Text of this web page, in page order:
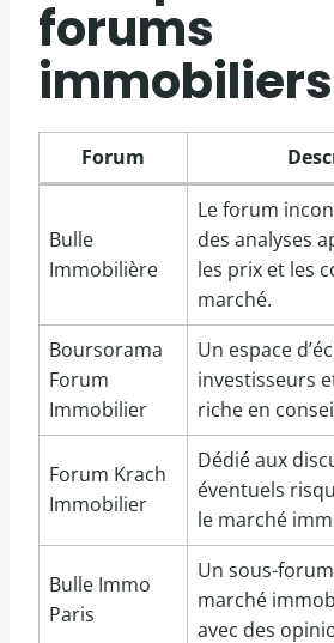
forums
immobiliers
Forum
Bulle
Immobilière
Le forum
des analyses
les prix et les
marché.
Boursorama
Forum
Immobilier
Un espace
investisseurs
riche en
Forum Krach
Immobilier
Dédié aux
éventuels
le marché
Bulle Immo
Paris
Un sous-
marché
avec des